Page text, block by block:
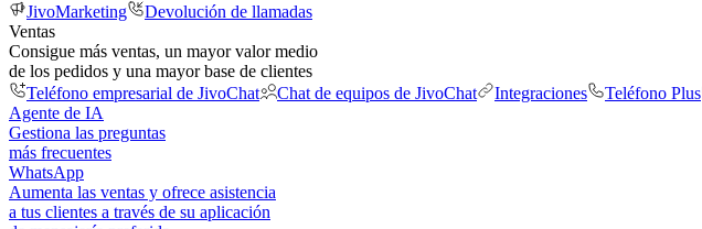
JivoMarketing
Devolución de llamadas
Ventas
Consigue más ventas, un mayor valor medio
de los pedidos y una mayor base de clientes
Teléfono empresarial de JivoChat
Chat de equipos de JivoChat Integraciones Teléfono Plus
Agente de IA
Gestiona las preguntas
más frecuentes
WhatsApp
Aumenta las ventas y ofrece asistencia
a tus clientes a través de su aplicación